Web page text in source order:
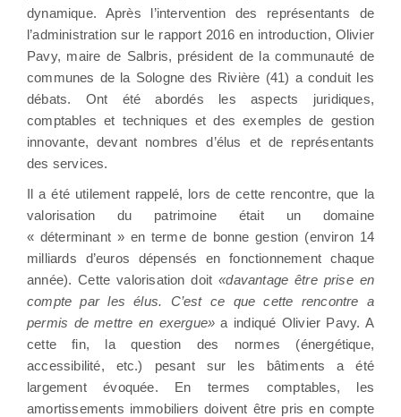
dynamique. Après l’intervention des représentants de
l’administration sur le rapport 2016 en introduction, Olivier
Pavy, maire de Salbris, président de la communauté de
communes de la Sologne des Rivière (41) a conduit les
débats. Ont été abordés les aspects juridiques,
comptables et techniques et des exemples de gestion
innovante, devant nombres d’élus et de représentants
des services.
Il a été utilement rappelé, lors de cette rencontre, que la
valorisation du patrimoine était un domaine
« déterminant » en terme de bonne gestion (environ 14
milliards d’euros dépensés en fonctionnement chaque
année). Cette valorisation doit«davantage être prise en
compte par les élus. C’est ce que cette rencontre a
permis de mettre en exergue» a indiqué Olivier Pavy. A
cette fin, la question des normes (énergétique,
accessibilité, etc.) pesant sur les bâtiments a été
largement évoquée. En termes comptables, les
amortissements immobiliers doivent être pris en compte